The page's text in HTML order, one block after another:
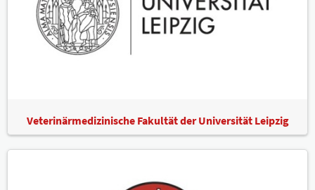
Veterinärmedizinische Fakultät der Universität Leipzig